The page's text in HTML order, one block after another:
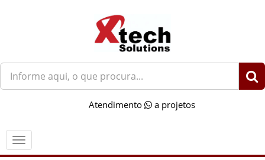
O
que
você
Atendimento a projetos
Menu